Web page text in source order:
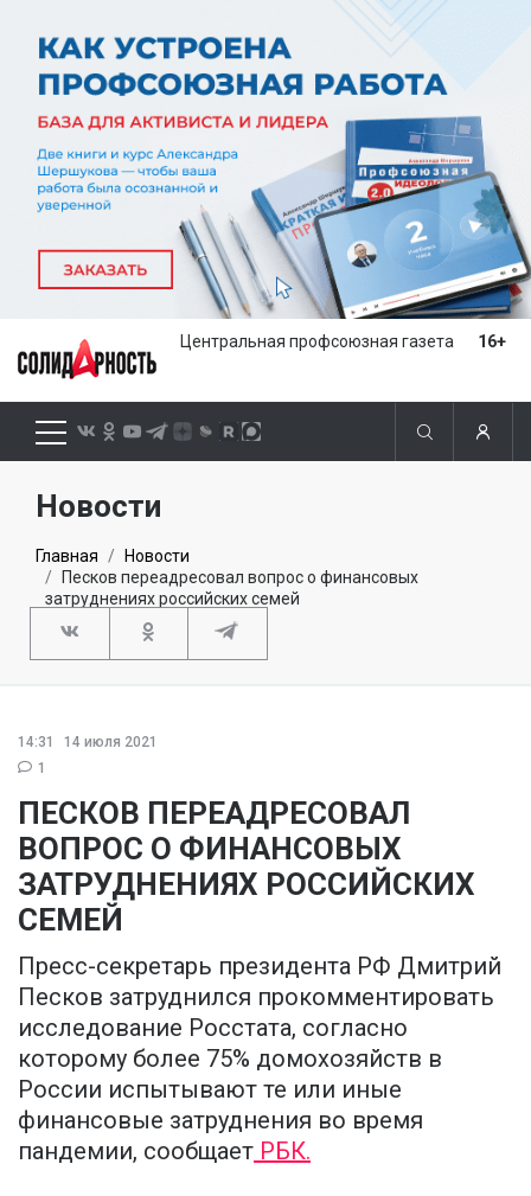
Центральная профсоюзная газета 16+
Новости
Главная
Новости
Песков переадресовал вопрос о финансовых
затруднениях российских семей
14:31
14 июля 2021
1
ПЕСКОВ ПЕРЕАДРЕСОВАЛ
ВОПРОС О ФИНАНСОВЫХ
ЗАТРУДНЕНИЯХ РОССИЙСКИХ
СЕМЕЙ
Пресс-секретарь президента РФ Дмитрий
Песков затруднился прокомментировать
исследование Росстата, согласно
которому более 75% домохозяйств в
России испытывают те или иные
финансовые затруднения во время
пандемии, сообщает РБК.